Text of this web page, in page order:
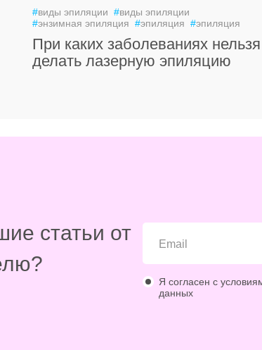
#виды эпиляции #виды эпиляции
#энзимная эпиляция #эпиляция #эпиляция
При каких заболеваниях нельзя
делать лазерную эпиляцию
статьи от
Я согласен с
данных